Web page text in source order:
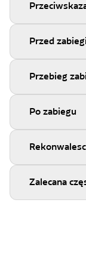
Przed
Przebieg
Po zabiegu
Zalecana